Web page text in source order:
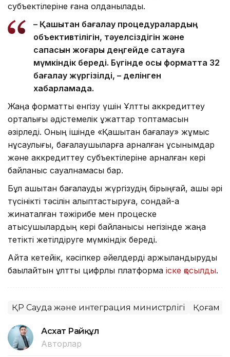
субъектілеріне ғана қолданылады.
– Қашықтан бағалау процедуралардың
объективтілігін, тәуелсіздігін және
сапасын жоғары деңгейде сақтауға
мүмкіндік береді. Бүгінде осы форматта 32
бағалау жүргізілді, – делінген
хабарламада.
Жаңа форматты енгізу үшін Ұлттық аккредиттеу
орталығы әдістемелік құжаттар топтамасын
әзірледі. Оның ішінде «Қашықтан бағалау» жұмыс
нұсқаулығы, бағалаушыларға арналған ұсынымдар
және аккредиттеу субъектілеріне арналған кері
байланыс сауалнамасы бар.
Бұл қашықтан бағалауды жүргізудің бірыңғай, ашық әрі
түсінікті тәсілін қалыптастыруға, сондай-ақ
жинақталған тәжірибе мен процеске
қатысушылардың кері байланысы негізінде жаңа
тетікті жетілдіруге мүмкіндік береді.
Айта кетейік, кәсіпкер әйелдерді қаржыландыруды
бақылайтын ұлттық цифрлық платформа іске қосылды.
ҚР Сауда және интеграция министрлігі Қоғам
Асхат Райқұл
Авторлар